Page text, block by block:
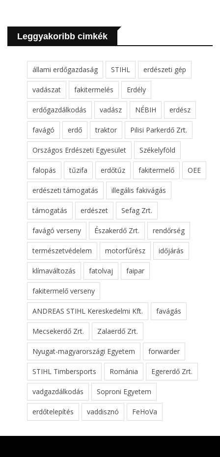
Leggyakoribb cimkék
állami erdőgazdaság STIHL erdészeti gép
vadászat fakitermelés Erdély
erdőgazdálkodás vadász NÉBIH erdész
favágó erdő traktor Pilisi Parkerdő Zrt.
Országos Erdészeti Egyesület Székelyföld
falopás tűzifa erdőtűz fakitermelő OEE
erdészeti támogatás illegális fakivágás
támogatás erdészet Sefag Zrt.
favágó verseny Északerdő Zrt. rendőrség
természetvédelem motorfűrész időjárás
klímaváltozás fatolvaj faipar
fakitermelő verseny
ANDREAS STIHL Kereskedelmi Kft. favágás
Mecsekerdő Zrt. Zalaerdő Zrt.
Nyugat-magyarországi Egyetem forwarder
STIHL Timbersports Románia Egererdő Zrt.
vadgazdálkodás Soproni Egyetem
erdőtelepítés vaddisznó FeHoVa